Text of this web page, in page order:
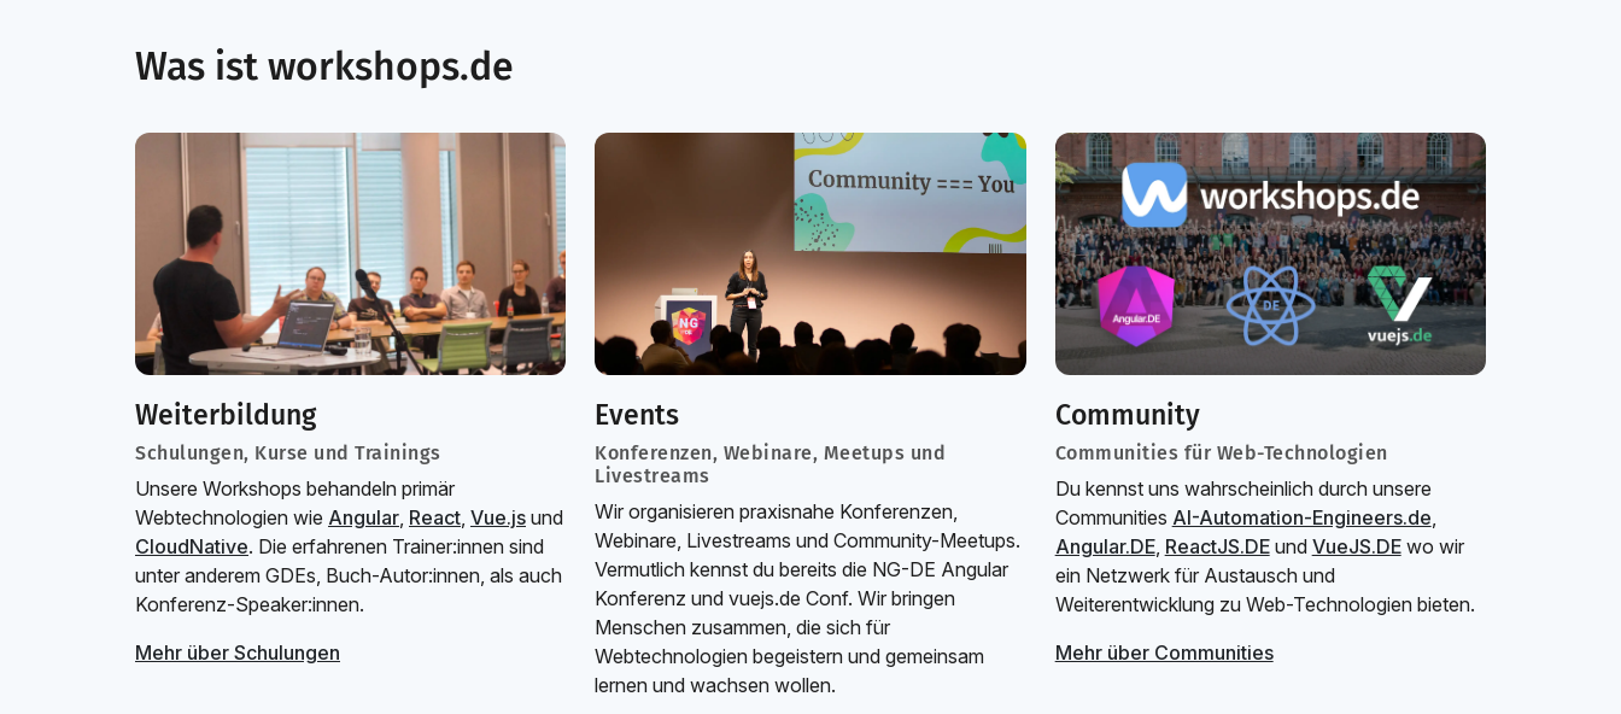
Was ist workshops.de
Weiterbildung
Schulungen, Kurse und Trainings
Unsere Workshops behandeln primär
Webtechnologien wie Angular React Vue.js und
CloudNative. Die erfahrenen Trainer:innen sind
unter anderem GDEs, Buch-Autor:innen, als auch
Konferenz-Speaker:innen.
Mehr über Schulungen
Events
Konferenzen, Webinare, Meetups und
Livestreams
Wir organisieren praxisnahe Konferenzen,
Webinare, Livestreams und Community-Meetups.
Vermutlich kennst du bereits die NG-DE Angular
Konferenz und vuejs.de Conf. Wir bringen
Menschen zusammen, die sich für
Webtechnologien begeistern und gemeinsam
lernen und wachsen wollen.
Community
Communities für Web-Technologien
Du kennst uns wahrscheinlich durch unsere
Communities AI-Automation-Engineers.de
Angular.DE, ReactJS.DEund VueJS.DEwo wir
ein Netzwerk für Austausch und
Weiterentwicklung zu Web-Technologien bieten.
Mehr über Communities